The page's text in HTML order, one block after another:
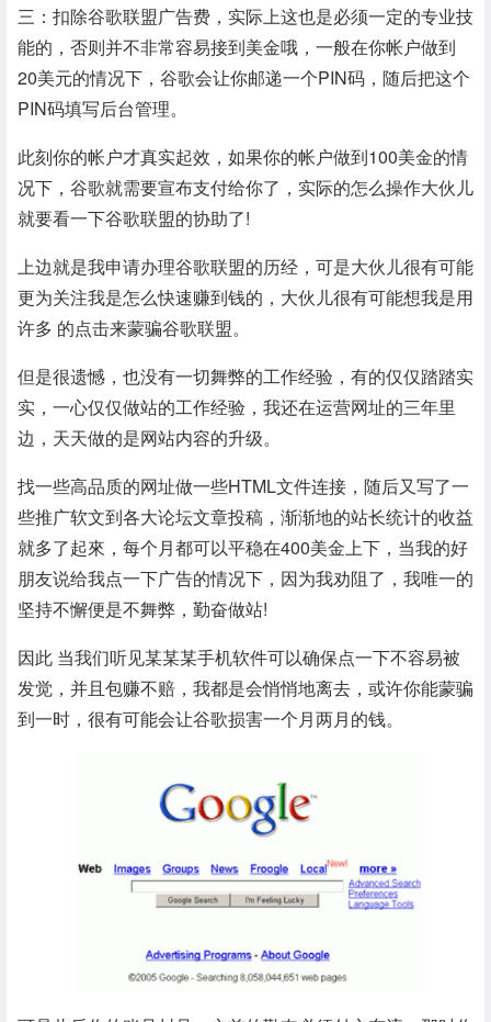
三：扣除谷歌联盟广告费，实际上这也是必须一定的专业技
能的，否则并不非常容易接到美金哦，一般在你帐户做到
20美元的情况下，谷歌会让你邮递一个PIN码，随后把这个
PIN码填写后台管理。
此刻你的帐户才真实起效，如果你的帐户做到100美金的情
况下，谷歌就需要宣布支付给你了，实际的怎么操作大伙儿
就要看一下谷歌联盟的协助了!
上边就是我申请办理谷歌联盟的历经，可是大伙儿很有可能
更为关注我是怎么快速赚到钱的，大伙儿很有可能想我是用
许多 的点击来蒙骗谷歌联盟。
但是很遗憾，也没有一切舞弊的工作经验，有的仅仅踏踏实
实，一心仅仅做站的工作经验，我还在运营网址的三年里
边，天天做的是网站内容的升级。
找一些高品质的网址做一些HTML文件连接，随后又写了一
些推广软文到各大论坛文章投稿，渐渐地的站长统计的收益
就多了起來，每个月都可以平稳在400美金上下，当我的好
朋友说给我点一下广告的情况下，因为我劝阻了，我唯一的
坚持不懈便是不舞弊，勤奋做站!
因此 当我们听见某某某手机软件可以确保点一下不容易被
发觉，并且包赚不赔，我都是会悄悄地离去，或许你能蒙骗
到一时，很有可能会让谷歌损害一个月两月的钱。